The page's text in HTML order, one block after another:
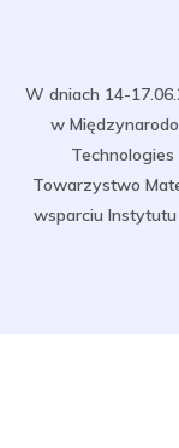
W dniach 14-
w
Towarzystwo
wsparciu Instytutu